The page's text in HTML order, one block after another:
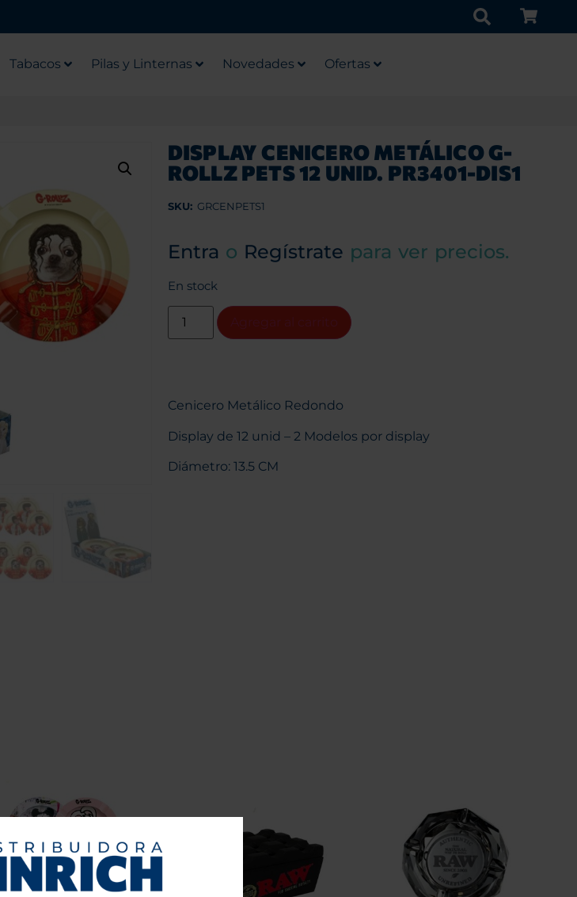
Tabacos Pilas y Linternas Novedades Ofertas
DISPLAY CENICERO METÁLICO G-
ROLLZ PETS 12 UNID. PR3401-DIS1
SKU: GRCENPETS1
Entra o Regístrate para ver precios.
En stock
Cenicero Metálico Redondo
Display de 12 unid – 2 Modelos por display
Diámetro: 13.5 CM